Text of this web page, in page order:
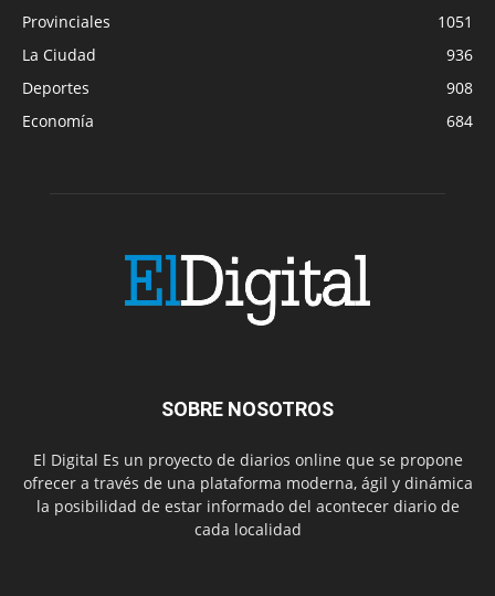
Provinciales
1051
La Ciudad
936
Deportes
908
Economía
684
SOBRE NOSOTROS
El Digital Es un proyecto de diarios online que se propone
ofrecer a través de una plataforma moderna, ágil y dinámica
la posibilidad de estar informado del acontecer diario de
cada localidad